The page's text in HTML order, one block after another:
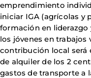
emprendimiento
iniciar IGA (agrícolas y
formación en
los jóvenes en
contribución local será
de alquiler de los 2
gastos de transporte a